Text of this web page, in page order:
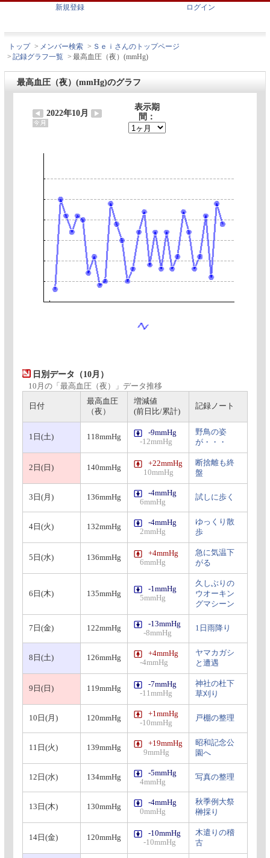
新規登録 ログイン
トップ > メンバー検索 > Ｓｅｉさんのトップページ
> 記録グラフ一覧 > 最高血圧（夜）(mmHg)
最高血圧（夜）(mmHg)のグラフ
2022年10月
表示期
間：
日別データ（10月）
10月の「最高血圧（夜）」データ推移
日付
最高血圧
（夜）
増減値
(前日比/累計)
記録ノート
1日(土) 118mmHg
-9mmHg
-12mmHg
野鳥の姿
が・・・
2日(日) 140mmHg
+22mmHg
10mmHg
断捨離も終
盤
3日(月) 136mmHg
-4mmHg
6mmHg
試しに歩く
4日(火) 132mmHg
-4mmHg
2mmHg
ゆっくり散
歩
5日(水) 136mmHg
+4mmHg
6mmHg
急に気温下
がる
6日(木) 135mmHg
-1mmHg
5mmHg
久しぶりの
ウオーキン
グマシーン
7日(金) 122mmHg
-13mmHg
-8mmHg
1日雨降り
8日(土) 126mmHg
+4mmHg
-4mmHg
ヤマカガシ
と遭遇
9日(日) 119mmHg
-7mmHg
-11mmHg
神社の杜下
草刈り
10日(月) 120mmHg
+1mmHg
-10mmHg
戸棚の整理
11日(火) 139mmHg
+19mmHg
9mmHg
昭和記念公
園へ
12日(水) 134mmHg
-5mmHg
4mmHg
写真の整理
13日(木) 130mmHg
-4mmHg
0mmHg
秋季例大祭
榊採り
14日(金) 120mmHg
-10mmHg
-10mmHg
木遣りの稽
古